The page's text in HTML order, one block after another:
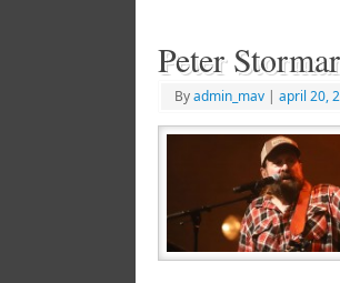
Peter
Byadmin_mav | april 20,